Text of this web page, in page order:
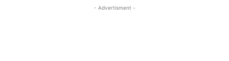
- Advertisment -